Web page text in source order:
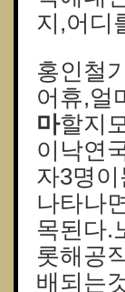
지,어디
홍인철
어휴,얼
마할지
이낙연
자3명이
나타나
목된다.
롯해공
배되는